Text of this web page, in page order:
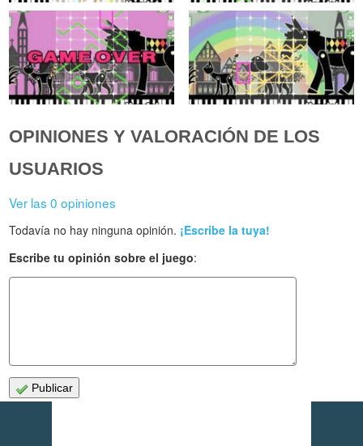
OPINIONES Y VALORACIÓN DE LOS
USUARIOS
Ver las 0 opiniones
Todavía no hay ninguna opinión. ¡Escribe la tuya!
Escribe tu opinión sobre el juego:
Publicar